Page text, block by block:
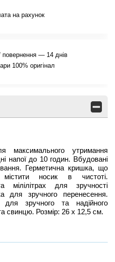
на рахунок
повернення — 14 днів
100% оригінал
максимального утримання
напої до 10 годин. Вбудовані
Герметична кришка, що
містити носик в чистоті.
для зручності
для зручного перенесення.
для зручного та надійного
свинцю. Розмір: 26 х 12,5 см.